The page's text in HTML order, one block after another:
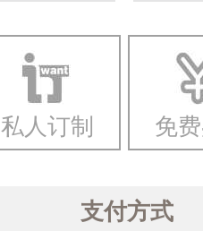
一
私人订制 免
支付方式